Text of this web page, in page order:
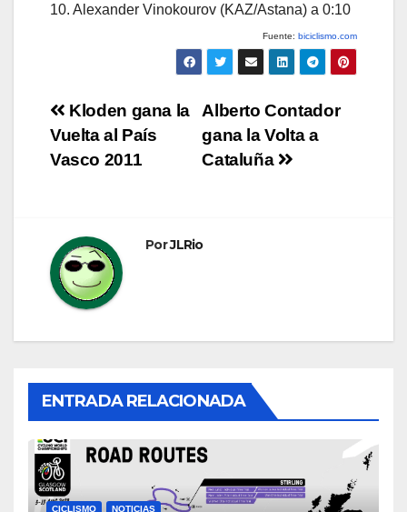
10. Alexander Vinokourov (KAZ/Astana) a 0:10
Fuente: biciclismo.com
Navegación
de
Alberto Contador
gana la Volta a
Cataluña
Kloden gana la
Vuelta al País
Vasco 2011
PorJLRio
ENTRADA RELACIONADA
CICLISMO NOTICIAS